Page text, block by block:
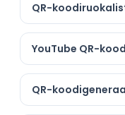
QR-
YouTube QR-
QR-